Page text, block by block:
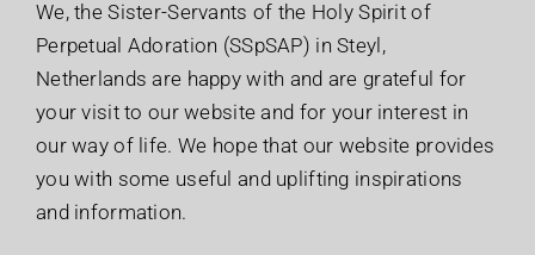
We, the Sister-Servants of the Holy Spirit of
Perpetual Adoration (SSpSAP) in Steyl,
Netherlands are happy with and are grateful for
your visit to our website and for your interest in
our way of life. We hope that our website provides
you with some useful and uplifting inspirations
and information.